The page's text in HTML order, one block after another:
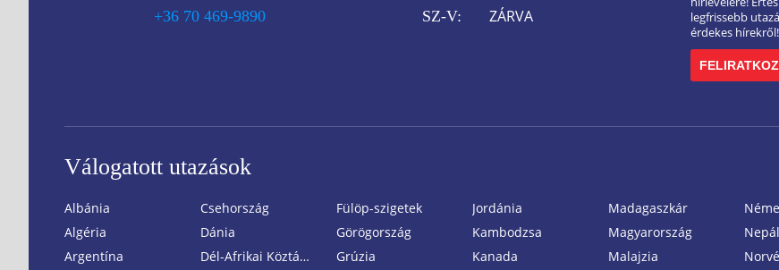
+36 70 469-9890
SZ-V: ZÁRVA
legfrissebb
érdekes hírekről!
Válogatott utazások
Albánia
Algéria
Argentína
Csehország
Dánia
Dél-Afrikai Köztársaság
Fülöp-szigetek
Görögország
Grúzia
Jordánia
Kambodzsa
Kanada
Madagaszkár
Magyarország
Malajzia
Nepál